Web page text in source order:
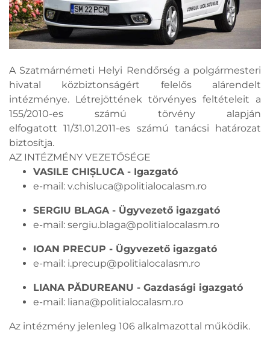
A Szatmárnémeti Helyi Rendőrség a polgármesteri
hivatal közbiztonságért felelős alárendelt
intézménye. Létrejöttének törvényes feltételeit a
155/2010-es számú törvény alapján
elfogatott 11/31.01.2011-es számú tanácsi határozat
biztosítja.
AZ INTÉZMÉNY VEZETŐSÉGE
VASILE CHIȘLUCA - Igazgató
e-mail: v.chisluca@politialocalasm.ro
SERGIU BLAGA - Ügyvezető igazgató
e-mail: sergiu.blaga@politialocalasm.ro
IOAN PRECUP - Ügyvezető igazgató
e-mail: i.precup@politialocalasm.ro
LIANA PĂDUREANU - Gazdasági igazgató
e-mail: liana@politialocalasm.ro
Az intézmény jelenleg 106 alkalmazottal működik.